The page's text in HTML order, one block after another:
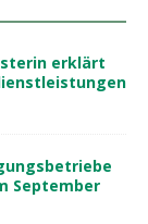
erklärt
September